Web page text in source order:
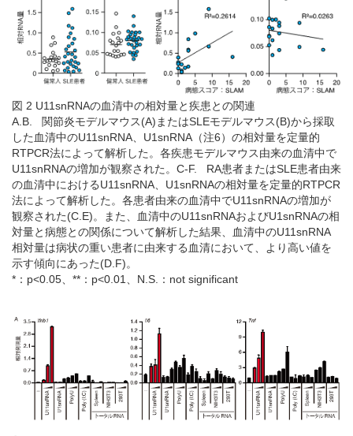
図 2 U11snRNAの血清中の相対量と疾患との関連
A.B. 関節炎モデルマウス(A)またはSLEモデルマウス(B)から採取
した血清中のU11snRNA、U1snRNA（注6）の相対量を定量的
RTPCR法によって解析した。各疾患モデルマウス由来の血清中で
U11snRNAの増加が観察された。C-F. RA患者またはSLE患者由来
の血清中におけるU11snRNA、U1snRNAの相対量を定量的RTPCR
法によって解析した。各患者由来の血清中でU11snRNAの増加が
観察された(C.E)。また、血清中のU11snRNAおよびU1snRNAの相
対量と病態との関係について解析した結果、血清中のU11snRNA
相対量は病状の重い患者に由来する血清において、より高い値を
示す傾向にあった(D.F)。
*：p<0.05、**：p<0.01、N.S.：not significant